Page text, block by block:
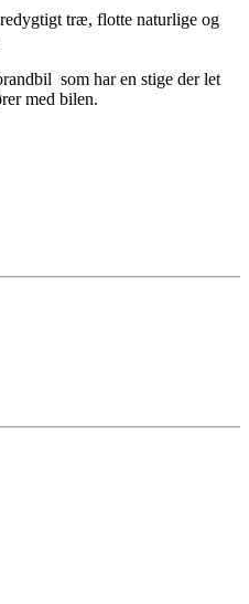
træ, flotte naturlige og
som har en stige der let
med bilen.